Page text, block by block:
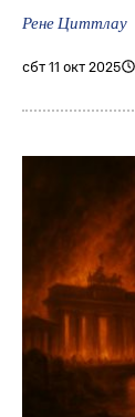
Рене Циттлау
сбт 11 окт 2025